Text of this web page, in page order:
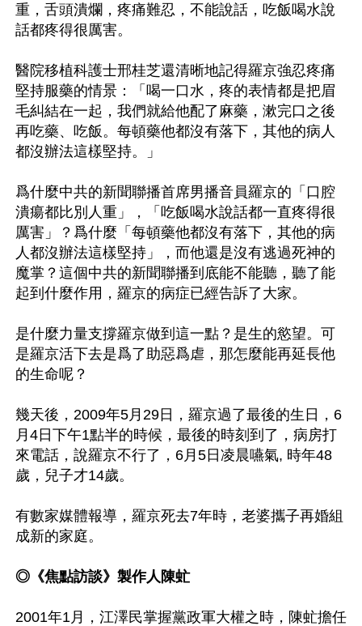
重，舌頭潰爛，疼痛難忍，不能說話，吃飯喝水說
話都疼得很厲害。
醫院移植科護士邢桂芝還清晰地記得羅京強忍疼痛
堅持服藥的情景：「喝一口水，疼的表情都是把眉
毛糾結在一起，我們就給他配了麻藥，漱完口之後
再吃藥、吃飯。每頓藥他都沒有落下，其他的病人
都沒辦法這樣堅持。」
爲什麼中共的新聞聯播首席男播音員羅京的「口腔
潰瘍都比別人重」，「吃飯喝水說話都一直疼得很
厲害」？爲什麼「每頓藥他都沒有落下，其他的病
人都沒辦法這樣堅持」，而他還是沒有逃過死神的
魔掌？這個中共的新聞聯播到底能不能聽，聽了能
起到什麼作用，羅京的病症已經告訴了大家。
是什麼力量支撐羅京做到這一點？是生的慾望。可
是羅京活下去是爲了助惡爲虐，那怎麼能再延長他
的生命呢？
幾天後，2009年5月29日，羅京過了最後的生日，6
月4日下午1點半的時候，最後的時刻到了，病房打
來電話，說羅京不行了，6月5日凌晨嚥氣, 時年48
歲，兒子才14歲。
有數家媒體報導，羅京死去7年時，老婆攜子再婚組
成新的家庭。
◎《焦點訪談》製作人陳虻
2001年1月，江澤民掌握黨政軍大權之時，陳虻擔任